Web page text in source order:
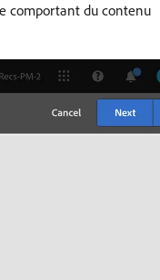
comportant du contenu